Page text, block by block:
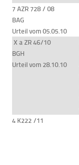
7 AZR 728 / 08
BAG
Urteil vom 05.05.10
X a ZR 46/10
BGH
Urteil vom 28.10.10
4 K222 /11